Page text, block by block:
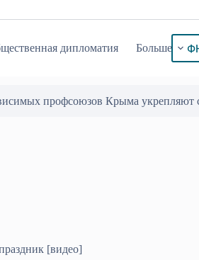
дипломатия Больше
профсоюзов Крыма укрепляют
[видео]